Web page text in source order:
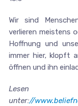
Wir sind
verlieren meistens
Hoffnung und
immer hier, klopft
öffnen und ihn
unter://